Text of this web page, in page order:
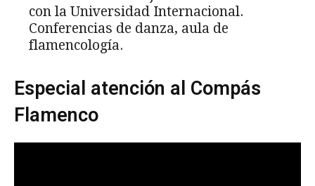
con la Universidad Internacional.
Conferencias de danza, aula de
flamencología.
Especial atención al Compás
Flamenco